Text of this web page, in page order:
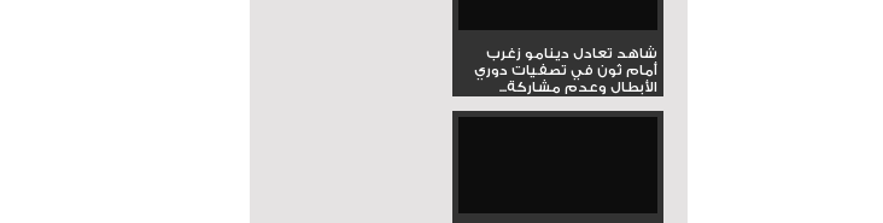
شاهد تعادل دينامو زغرب
أمام ثون في تصفيات دوري
الأبطال وعدم مشاركة...